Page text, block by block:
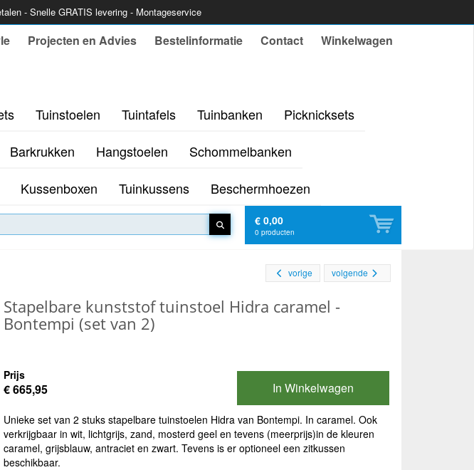
- Snelle GRATIS levering - Montageservice
Projecten en Advies Bestelinformatie Contact Winkelwagen
Tuinstoelen Tuintafels Tuinbanken
Picknicksets
Barkrukken Hangstoelen
Schommelbanken
Kussenboxen Tuinkussens Beschermhoezen
€ 0,00
0 producten
volgende
vorige
Stapelbare kunststof tuinstoel Hidra caramel -
Bontempi (set van 2)
Prijs
€ 665,95 In Winkelwagen
Unieke set van 2 stuks stapelbare tuinstoelen Hidra van Bontempi. In caramel. Ook
verkrijgbaar in wit, lichtgrijs, zand, mosterd geel en tevens (meerprijs)in de kleuren
caramel, grijsblauw, antraciet en zwart. Tevens is er optioneel een zitkussen
beschikbaar.